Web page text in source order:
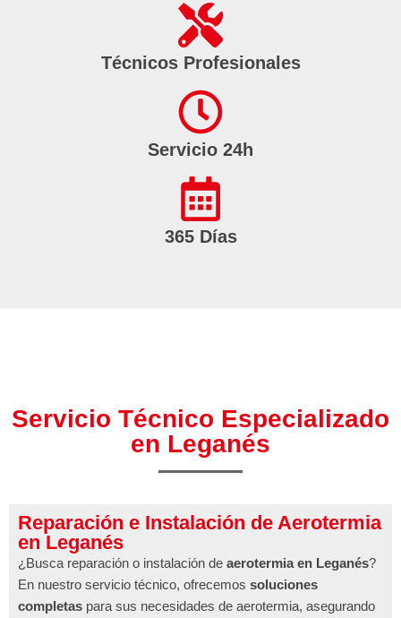
Técnicos Profesionales
Servicio 24h
365 Días
Servicio Técnico Especializado
en Leganés
Reparación e Instalación de Aerotermia
en Leganés
¿Busca reparación o instalación de aerotermia en Leganés?
En nuestro servicio técnico, ofrecemos soluciones
completas para sus necesidades de aerotermia, asegurando